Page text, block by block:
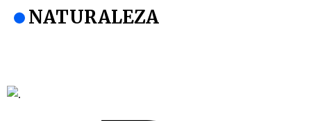
NATURALEZA